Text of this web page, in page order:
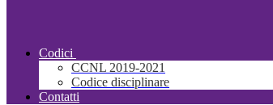
Codici
CCNL 2019-2021
Codice disciplinare
Contatti